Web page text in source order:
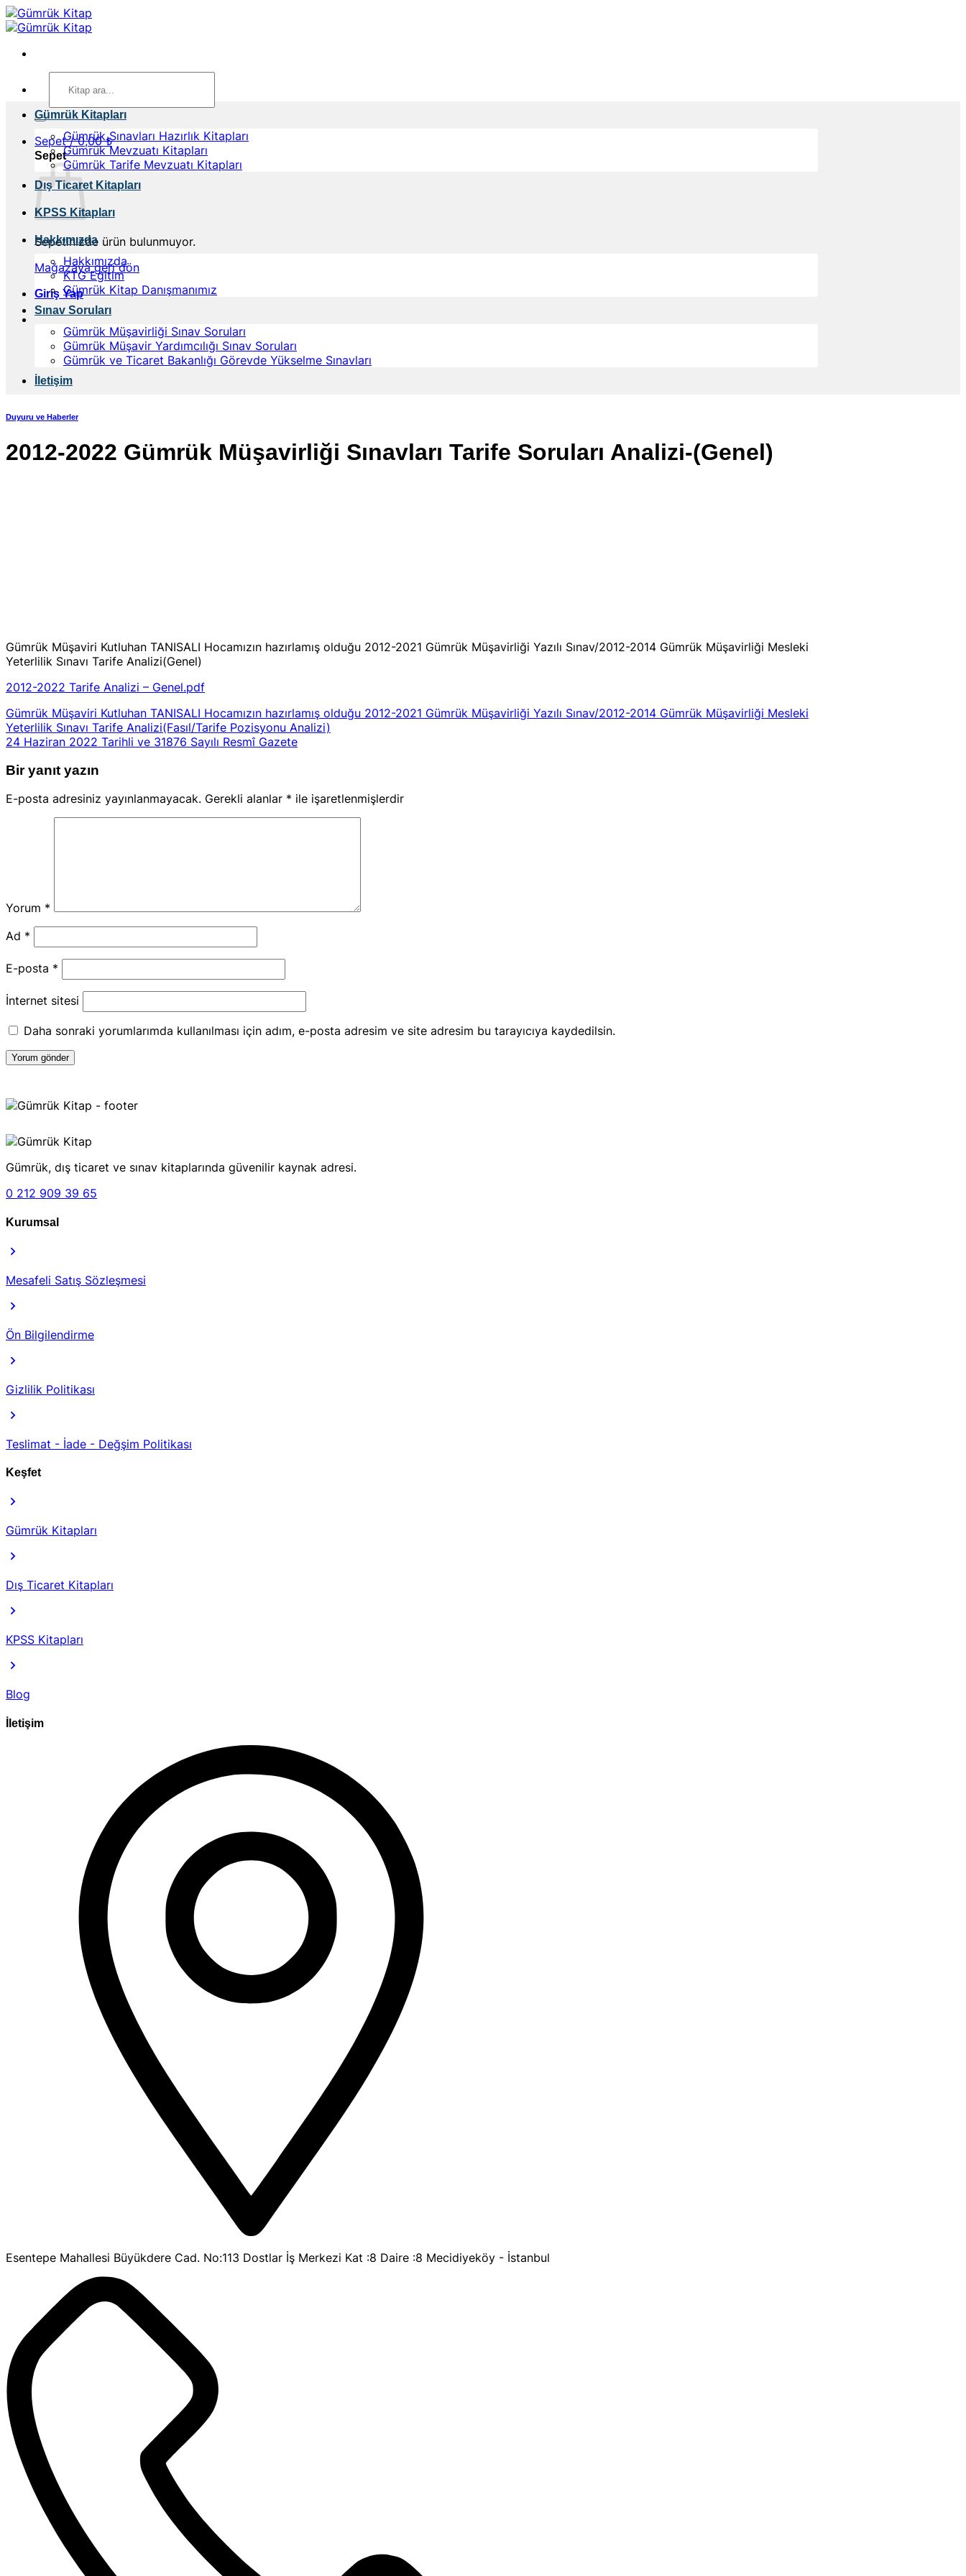
İçeriğe
atla
Sepet /0,00₺
Sepet
Sepetinizde ürün bulunmuyor.
Mağazaya geri dön
Giriş Yap
Gümrük Kitapları
Gümrük Sınavları Hazırlık Kitapları
Gümrük Mevzuatı Kitapları
Gümrük Tarife Mevzuatı Kitapları
Dış Ticaret Kitapları
KPSS Kitapları
Hakkımızda
Hakkımızda
KTG Eğitim
Gümrük Kitap Danışmanımız
Sınav Soruları
Gümrük Müşavirliği Sınav Soruları
Gümrük Müşavir Yardımcılığı Sınav Soruları
Gümrük ve Ticaret Bakanlığı Görevde Yükselme Sınavları
İletişim
Duyuru ve Haberler
2012-2022 Gümrük Müşavirliği Sınavları Tarife Soruları Analizi-(Genel)
Gümrük Müşaviri Kutluhan TANISALI Hocamızın hazırlamış olduğu 2012-2021 Gümrük Müşavirliği Yazılı Sınav/2012-2014 Gümrük Müşavirliği Mesleki
Yeterlilik Sınavı Tarife Analizi(Genel)
2012-2022 Tarife Analizi – Genel.pdf
Gümrük Müşaviri Kutluhan TANISALI Hocamızın hazırlamış olduğu 2012-2021 Gümrük Müşavirliği Yazılı Sınav/2012-2014 Gümrük Müşavirliği Mesleki
Yeterlilik Sınavı Tarife Analizi(Fasıl/Tarife Pozisyonu Analizi)
24 Haziran 2022 Tarihli ve 31876 Sayılı Resmî Gazete
Bir yanıt yazın
E-posta adresiniz yayınlanmayacak. Gerekli alanlar * ile işaretlenmişlerdir
Yorum *
Ad *
E-posta *
İnternet sitesi
Daha sonraki yorumlarımda kullanılması için adım, e-posta adresim ve site adresim bu tarayıcıya kaydedilsin.
Gümrük, dış ticaret ve sınav kitaplarında güvenilir kaynak adresi.
0 212 909 39 65
Kurumsal
Mesafeli Satış Sözleşmesi
Ön Bilgilendirme
Gizlilik Politikası
Teslimat - İade - Değşim Politikası
Keşfet
Gümrük Kitapları
Dış Ticaret Kitapları
KPSS Kitapları
Blog
İletişim
Esentepe Mahallesi Büyükdere Cad. No:113 Dostlar İş Merkezi Kat :8 Daire :8 Mecidiyeköy - İstanbul